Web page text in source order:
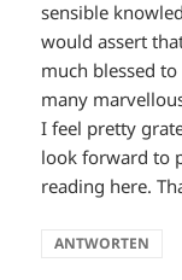
sensible
would assert
much blessed
many
I feel pretty
look forward to
reading here.
ANTWORTEN